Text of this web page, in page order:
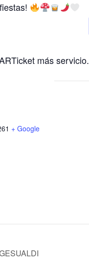
más servicio.
+ Google